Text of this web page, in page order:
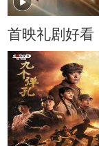
首映礼剧好看